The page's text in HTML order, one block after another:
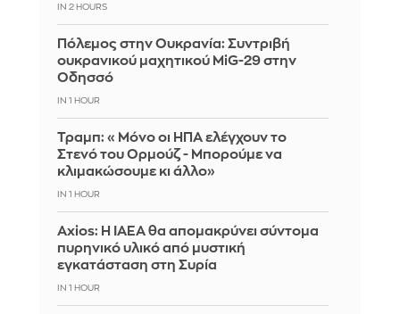
IN 2 HOURS
Πόλεμος στην Ουκρανία: Συντριβή
ουκρανικού μαχητικού MiG-29 στην
Οδησσό
IN 1 HOUR
Τραμπ: «Μόνο οι ΗΠΑ ελέγχουν το
Στενό του Ορμούζ - Μπορούμε να
κλιμακώσουμε κι άλλο»
IN 1 HOUR
Axios: Η IAEA θα απομακρύνει σύντομα
πυρηνικό υλικό από μυστική
εγκατάσταση στη Συρία
IN 1 HOUR